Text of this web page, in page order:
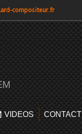
VIDEOS CONTACT
compositeur.fr